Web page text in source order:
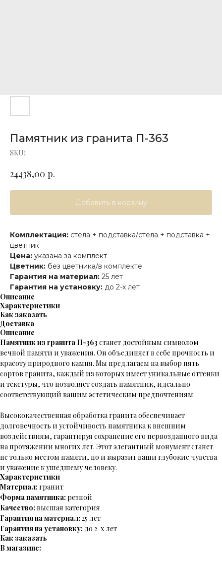
Памятник из гранита П-363
SKU:
24438,00 р.
Добавить в корзину
Комплектация: стела + подставка/стела + подставка +
цветник
Цена: указана за комплект
Цветник: без цветника/в комплекте
Гарантия на материал: 25 лет
Гарантия на установку: до 2-х лет
Описание
Характеристики
Как заказать
Доставка
Описание
Памятник из гранита П-363 станет достойным символом
вечной памяти и уважения. Он объединяет в себе прочность и
красоту природного камня. Мы предлагаем на выбор пять
сортов гранита, каждый из которых имеет уникальные оттенки
и текстуры, что позволяет создать памятник, идеально
соответствующий вашим эстетическим предпочтениям.
Высококачественная обработка гранита обеспечивает
долговечность и устойчивость памятника к внешним
воздействиям, гарантируя сохранение его первозданного вида
на протяжении многих лет. Этот элегантный монумент станет
не только местом памяти, но и выразит ваши глубокие чувства
и уважение к ушедшему человеку.
Характеристики
Материал: гранит
Форма памятника: резной
Качество: высшая категория
Гарантия на материал: 25 лет
Гарантия на установку: до 2-х лет
Как заказать
В магазине: